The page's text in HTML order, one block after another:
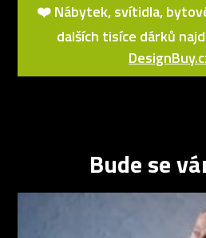
❤️ Nábytek, svítidla,
dalších tisíce dárků
Bude se